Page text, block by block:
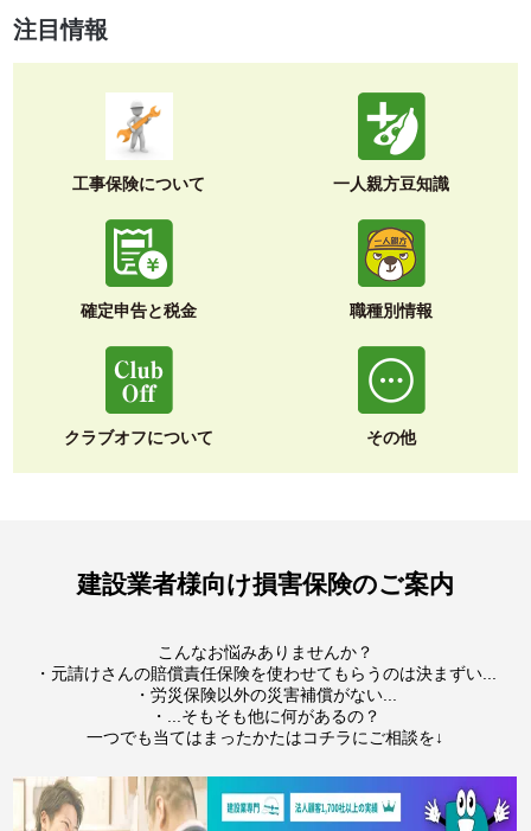
注目情報
工事保険について 一人親方豆知識
確定申告と税金 職種別情報
クラブオフについて その他
建設業者様向け損害保険のご案内
こんなお悩みありませんか？
・元請けさんの賠償責任保険を使わせてもらうのは決まずい...
・労災保険以外の災害補償がない...
・...そもそも他に何があるの？
一つでも当てはまったかたはコチラにご相談を↓